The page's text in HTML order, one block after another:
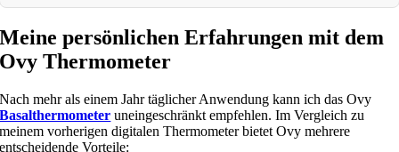
Meine persönlichen Erfahrungen mit dem
Ovy Thermometer
Nach mehr als einem Jahr täglicher Anwendung kann ich das Ovy
Basalthermometer uneingeschränkt empfehlen. Im Vergleich zu
meinem vorherigen digitalen Thermometer bietet Ovy mehrere
entscheidende Vorteile: